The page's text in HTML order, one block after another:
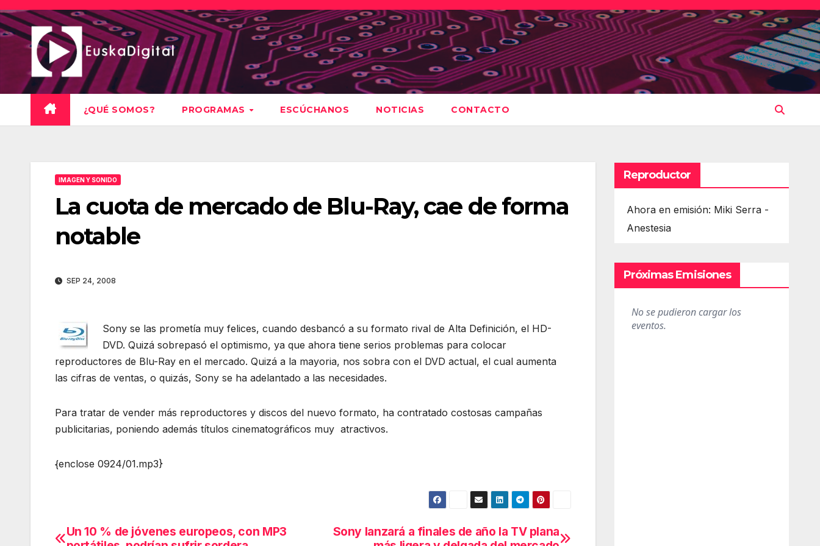
Saltar
al
contenido
¿QUÉ SOMOS? PROGRAMAS ESCÚCHANOS NOTICIAS CONTACTO
IMAGEN Y SONIDO
La cuota de mercado de Blu-Ray, cae de forma
notable
SEP 24, 2008
Sony se las prometía muy felices, cuando desbancó a su formato rival de Alta Definición, el HD-
DVD. Quizá sobrepasó el optimismo, ya que ahora tiene serios problemas para colocar
reproductores de Blu-Ray en el mercado. Quizá a la mayoria, nos sobra con el DVD actual, el cual aumenta
las cifras de ventas, o quizás, Sony se ha adelantado a las necesidades.
Para tratar de vender más reproductores y discos del nuevo formato, ha contratado costosas campañas
publicitarias, poniendo además títulos cinematográficos muy atractivos.
{enclose 0924/01.mp3}
Navegación
Sony lanzará a finales de año la TV plana
Un 10 % de jóvenes europeos, con MP3
Reproductor
Ahora en emisión: Miki Serra -
Anestesia
Próximas Emisiones